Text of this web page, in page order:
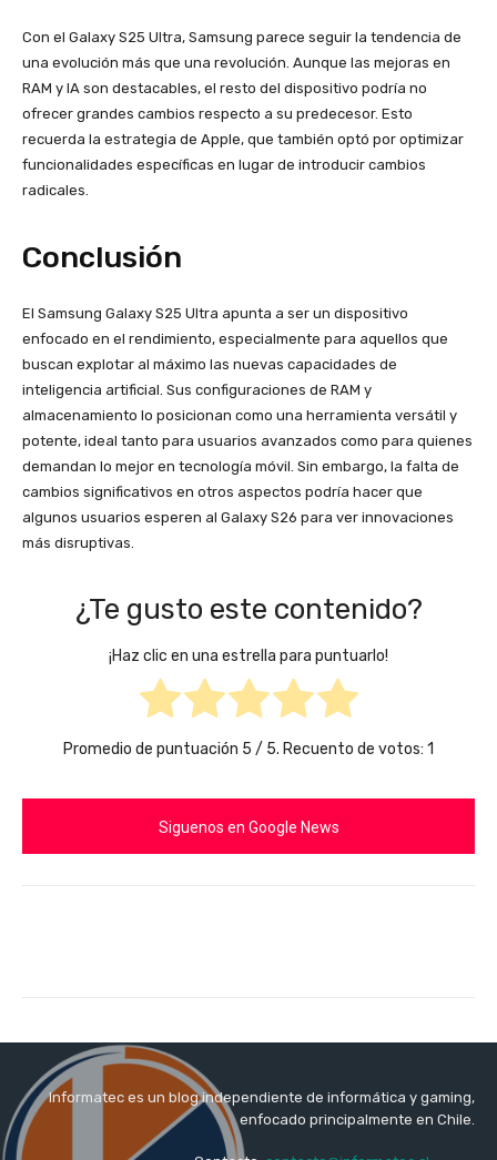
Con el Galaxy S25 Ultra, Samsung parece seguir la tendencia de
una evolución más que una revolución. Aunque las mejoras en
RAM y IA son destacables, el resto del dispositivo podría no
ofrecer grandes cambios respecto a su predecesor. Esto
recuerda la estrategia de Apple, que también optó por optimizar
funcionalidades específicas en lugar de introducir cambios
radicales.
Conclusión
El Samsung Galaxy S25 Ultra apunta a ser un dispositivo
enfocado en el rendimiento, especialmente para aquellos que
buscan explotar al máximo las nuevas capacidades de
inteligencia artificial. Sus configuraciones de RAM y
almacenamiento lo posicionan como una herramienta versátil y
potente, ideal tanto para usuarios avanzados como para quienes
demandan lo mejor en tecnología móvil. Sin embargo, la falta de
cambios significativos en otros aspectos podría hacer que
algunos usuarios esperen al Galaxy S26 para ver innovaciones
más disruptivas.
¿Te gusto este contenido?
¡Haz clic en una estrella para puntuarlo!
Promedio de puntuación 5 / 5. Recuento de votos: 1
Siguenos en Google News
Informatec es un blog independiente de informática y gaming,
enfocado principalmente en Chile.